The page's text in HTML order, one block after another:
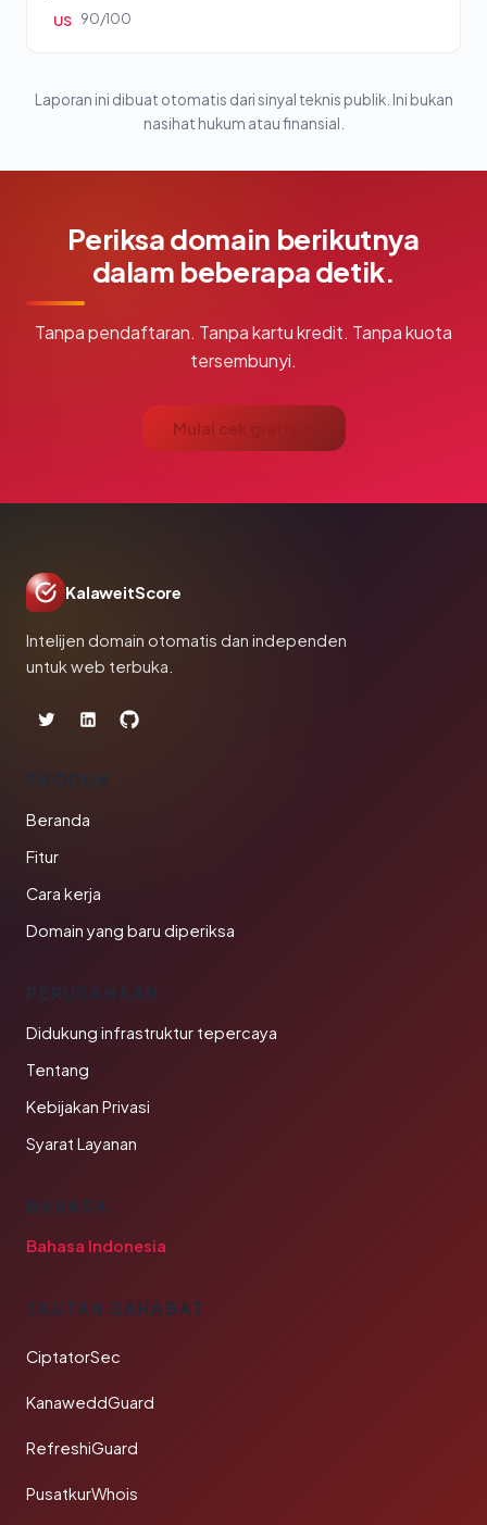
US 90/100
Laporan ini dibuat otomatis dari sinyal teknis publik. Ini bukan
nasihat hukum atau finansial.
Periksa domain berikutnya
dalam beberapa detik.
Tanpa pendaftaran. Tanpa kartu kredit. Tanpa kuota
tersembunyi.
Mulai cek gratis →
KalaweitScore
Intelijen domain otomatis dan independen
untuk web terbuka.
PRODUK
Beranda
Fitur
Cara kerja
Domain yang baru diperiksa
PERUSAHAAN
Didukung infrastruktur tepercaya
Tentang
Kebijakan Privasi
Syarat Layanan
BAHASA
Bahasa Indonesia
TAUTAN SAHABAT
CiptatorSec
KanaweddGuard
RefreshiGuard
PusatkurWhois